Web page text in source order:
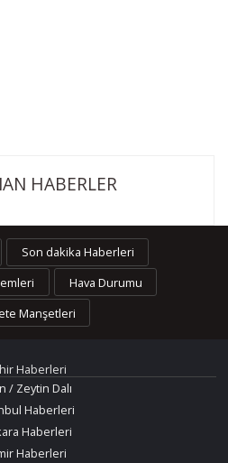
HABERLER
Son dakika Haberleri
Hava Durumu
Manşetleri
Haberleri
/ Zeytin Dalı
Haberleri
Haberleri
Haberleri